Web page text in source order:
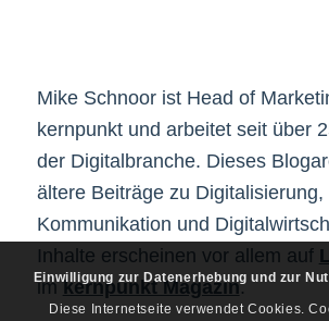
Mike Schnoor ist Head of
kernpunkt und arbeitet seit über
der Digitalbranche. Dieses
ältere Beiträge zu Digitalisierung,
Kommunikation und
Inhalte erscheinen vor allem auf
imkernpunkt Magazin.
Einwilligung zur Datenerhebung und zur
Diese Internetseite verwendet Cookies.